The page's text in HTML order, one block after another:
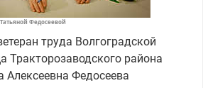
Федосеевой
труда Волгоградской
Тракторозаводского района
Алексеевна Федосеева